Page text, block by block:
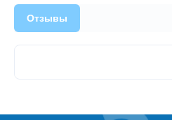
Отзывы